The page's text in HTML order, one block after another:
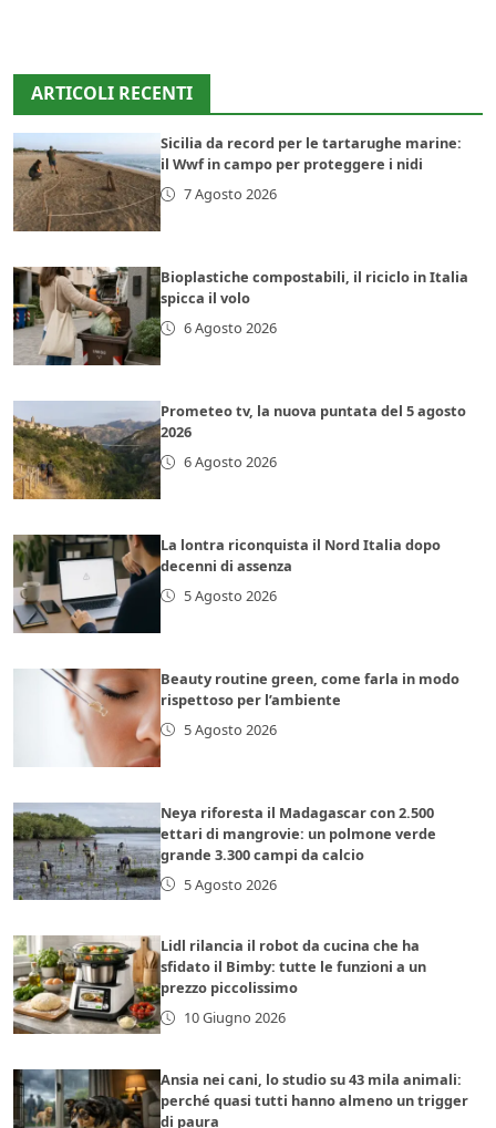
ARTICOLI RECENTI
Sicilia da record per le tartarughe marine:
il Wwf in campo per proteggere i nidi
7 Agosto 2026
Bioplastiche compostabili, il riciclo in Italia
spicca il volo
6 Agosto 2026
Prometeo tv, la nuova puntata del 5 agosto
2026
6 Agosto 2026
La lontra riconquista il Nord Italia dopo
decenni di assenza
5 Agosto 2026
Beauty routine green, come farla in modo
rispettoso per l’ambiente
5 Agosto 2026
Neya riforesta il Madagascar con 2.500
ettari di mangrovie: un polmone verde
grande 3.300 campi da calcio
5 Agosto 2026
Lidl rilancia il robot da cucina che ha
sfidato il Bimby: tutte le funzioni a un
prezzo piccolissimo
10 Giugno 2026
Ansia nei cani, lo studio su 43 mila animali:
perché quasi tutti hanno almeno un trigger
di paura